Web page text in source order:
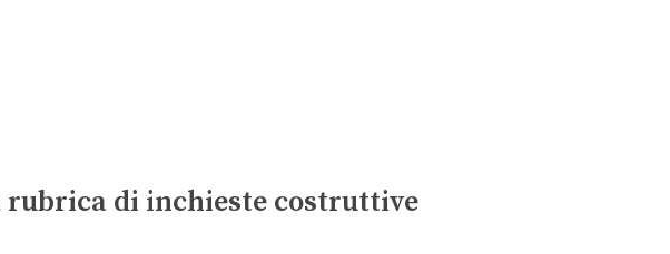
di inchieste costruttive